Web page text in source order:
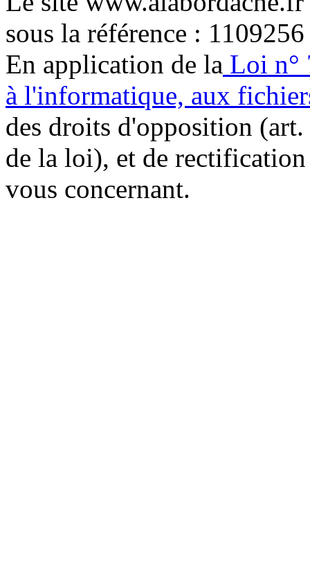
sous la référence : 1109256
En application de la Loi n°
à l'informatique, aux
des droits d'opposition
de la loi), et de
vous concernant.